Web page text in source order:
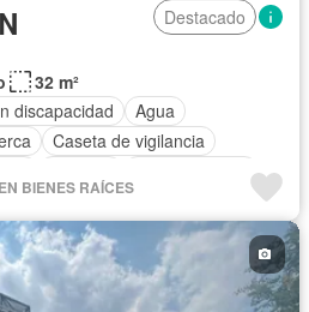
Destacado
32 m²
discapacidad
Agua
Caseta de vigilancia
de servicio
Gimnasio
Internet
closet
Sala polivalente
cable Vista panorámica Wifi
BIENES RAÍCES